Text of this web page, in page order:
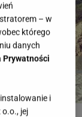
– w
którego
danych
Prywatności
i
jej